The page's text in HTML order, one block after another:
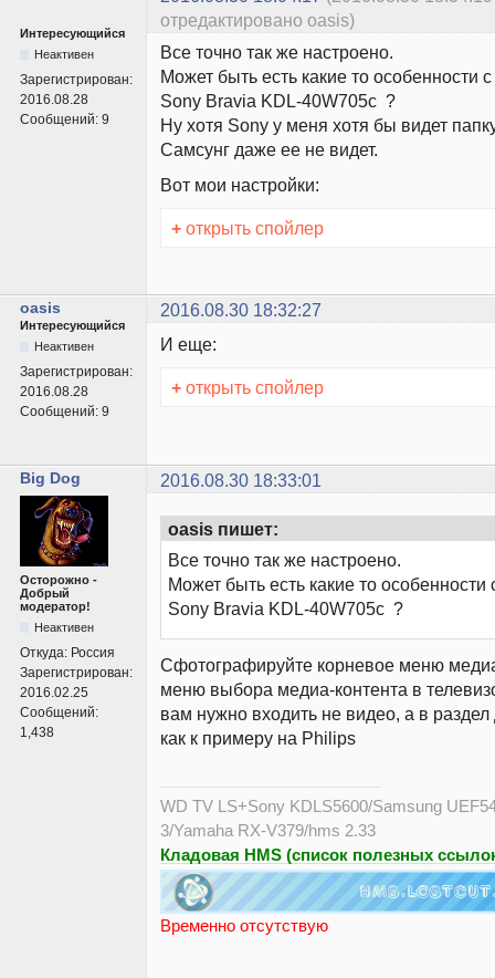
отредактировано oasis)
Интересующийся
Неактивен
Зарегистрирован:
2016.08.28
Сообщений: 9
Все точно так же настроено.
Может быть есть какие то особенности
Sony Bravia KDL-40W705c ?
Ну хотя Sony у меня хотя бы видет
Самсунг даже ее не видет.
Вот мои настройки:
+ открыть спойлер
oasis 2016.08.30 18:32:27
Интересующийся
Неактивен
Зарегистрирован:
2016.08.28
Сообщений: 9
И еще:
+ открыть спойлер
Big Dog 2016.08.30 18:33:01
Осторожно -
Добрый
модератор!
Неактивен
Откуда: Россия
Зарегистрирован:
2016.02.25
Сообщений:
1,438
oasis пишет:
Все точно так же настроено.
Может быть есть какие то особенности
Sony Bravia KDL-40W705c ?
Сфотографируйте корневое меню
меню выбора медиа-контента в
вам нужно входить не видео, а в
как к примеру на Philips
WD TV LS+Sony KDLS5600/Samsung
3/Yamaha RX-V379/hms 2.33
Кладовая HMS (список полезных
Временно отсутствую